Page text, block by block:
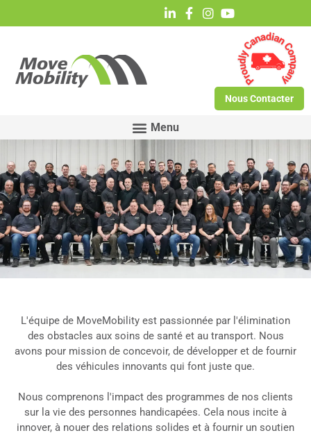
Nous Contacter
Rencontrez
l'équipe
MoveMobility
L'équipe de MoveMobility est passionnée par l'élimination
des obstacles aux soins de santé et au transport. Nous
avons pour mission de concevoir, de développer et de fournir
des véhicules innovants qui font juste que.
Nous comprenons l'impact des programmes de nos clients
sur la vie des personnes handicapées. Cela nous incite à
innover, à nouer des relations solides et à fournir un soutien